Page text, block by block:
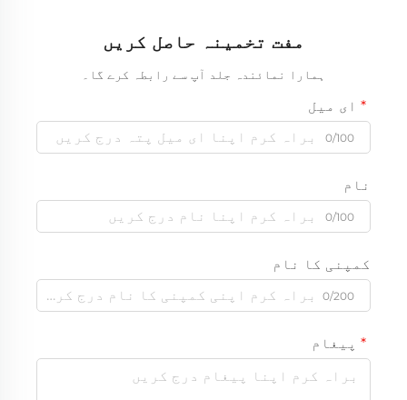
مفت تخمینہ حاصل کریں
ہمارا نمائندہ جلد آپ سے رابطہ کرے گا۔
ای میل
0/100
نام
0/100
کمپنی کا نام
0/200
پیغام